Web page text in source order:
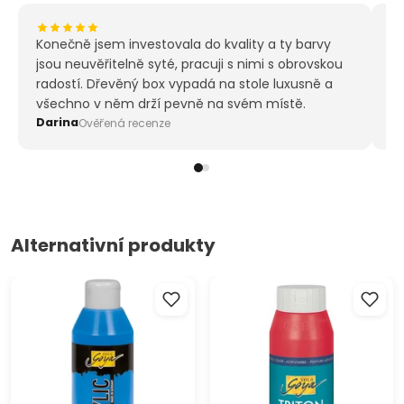
Světlostálé
Pastovitá konzistence
Luxusní dřevěný box
Přírodní bříza s modrým nádechem
1 x štětce s přírodním vlasem z veverky č. 1 3
Konečně jsem investovala do kvality a ty barvy
jsou neuvěřitelně syté, pracuji s nimi s obrovskou
radostí. Dřevěný box vypadá na stole luxusně a
všechno v něm drží pevně na svém místě.
DarinaOvěřená recenze
Alternativní produkty
Akrylová barva Solo Goya
Acrylic 250 ml
Akrylová barva Solo Goya
TRITON 750 ml